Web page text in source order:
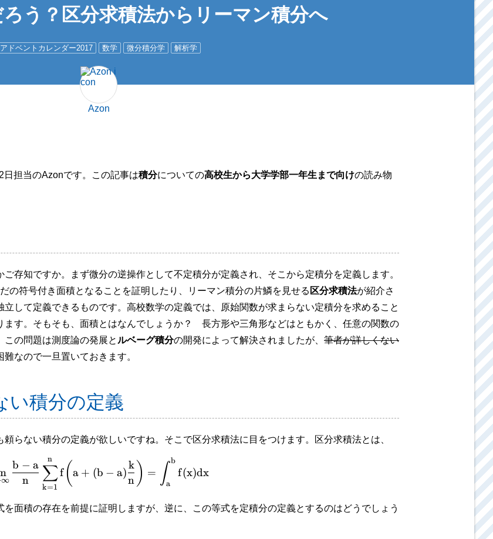
う？区分求積法からリーマン積分へ
アドベントカレンダー2017 数学 微分積分学 解析学
Azon
担当のAzonです。この記事は積分についての高校生から大学学部一年生まで向けの読み物
存知ですか。まず微分の逆操作として不定積分が定義され、そこから定積分を定義します。
の符号付き面積となることを証明したり、リーマン積分の片鱗を見せる 区分求積法が紹介さ
して定義できるものです。高校数学の定義では、原始関数が求まらない定積分を求めること
ます。そもそも、面積とはなんでしょうか？ 長方形や三角形などはともかく、任意の関数の
の問題は測度論の発展と ルベーグ積分の開発によって解決されましたが、 筆者が詳しくない
なので一旦置いておきます。
い積分の定義
らない積分の定義が欲しいですね。そこで区分求積法に目をつけます。区分求積法とは、
∞ n
b − a
k=1
∑
n
f (a + (b − a)
n
k ) = ∫a
b
f(x)dx
面積の存在を前提に証明しますが、逆に、この等式を定積分の定義とするのはどうでしょう